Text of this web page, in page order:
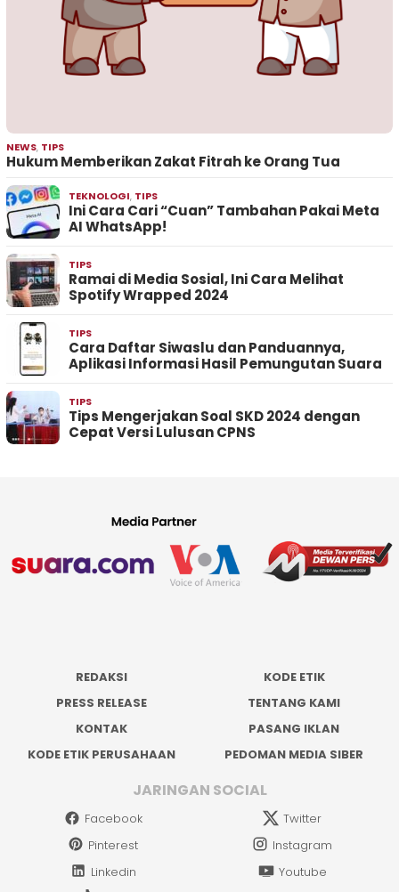
NEWS, TIPS
Hukum Memberikan Zakat Fitrah ke Orang Tua
TEKNOLOGI, TIPS
Ini Cara Cari “Cuan” Tambahan Pakai Meta
AI WhatsApp!
TIPS
Ramai di Media Sosial, Ini Cara Melihat
Spotify Wrapped 2024
TIPS
Cara Daftar Siwaslu dan Panduannya,
Aplikasi Informasi Hasil Pemungutan Suara
TIPS
Tips Mengerjakan Soal SKD 2024 dengan
Cepat Versi Lulusan CPNS
REDAKSI
KODE ETIK
PRESS RELEASE
TENTANG KAMI
KONTAK
PASANG IKLAN
KODE ETIK PERUSAHAAN
PEDOMAN MEDIA SIBER
JARINGAN SOCIAL
Facebook
Twitter
Pinterest
Instagram
Linkedin
Youtube